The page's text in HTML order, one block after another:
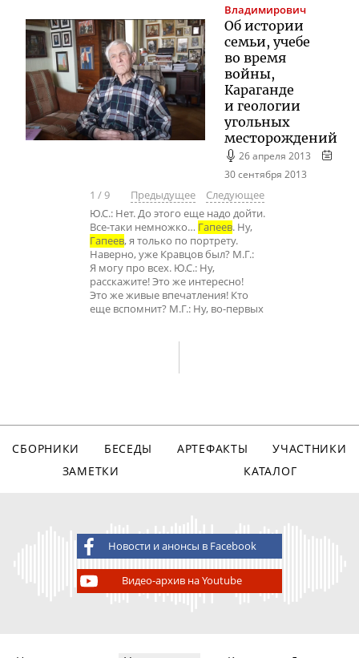
Владимирович
Об истории
семьи, учебе
во время
войны,
Караганде
и геологии
угольных
месторождений
26 апреля 2013
30 сентября 2013
1 /9 Предыдущее
Следующее
Ю.С.: Нет. До этого еще надо дойти.
Все-таки немножко… Гапеев. Ну,
Гапеев, я только по портрету.
Наверно, уже Кравцов был? М.Г.:
Я могу про всех. Ю.С.: Ну,
расскажите! Это же интересно!
Это же живые впечатления! Кто
еще вспомнит? М.Г.: Ну, во-первых
СБОРНИКИ БЕСЕДЫ АРТЕФАКТЫ
УЧАСТНИКИ
ЗАМЕТКИ
КАТАЛОГ
Новости и анонсы в Facebook
Видео-архив на Youtube